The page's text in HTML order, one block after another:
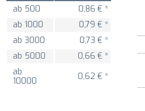
ab 500
0,86 € *
ab 1000
0,79 € *
ab 3000
0,73 € *
ab 5000
0,66 € *
ab
10000
0,62 € *